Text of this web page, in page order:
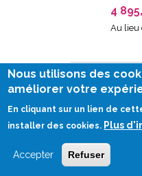
4
Au
Nous utilisons des
améliorer votre
En cliquant sur un lien de
installer des cookies. Plus
Accepter Refuser